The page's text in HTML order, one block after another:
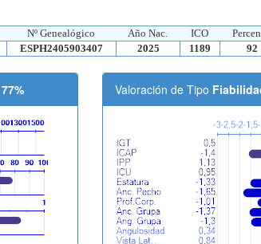
Nº Genealógico Año Nac. ICO
ESPH2405903407
2025 1189 92
Valoración de Tipo